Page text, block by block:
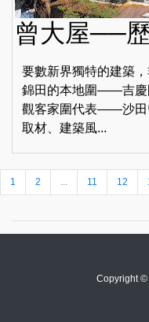
曾大屋──
要數新界獨特的建築
錦田的本地圍——吉慶
觀客家圍代表——沙田
取材、建築風...
1 2 ... 11 12
Copyright ©